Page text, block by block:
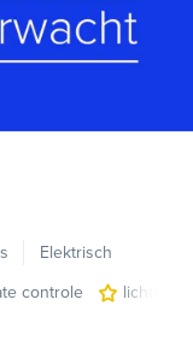
Elektrisch
controle